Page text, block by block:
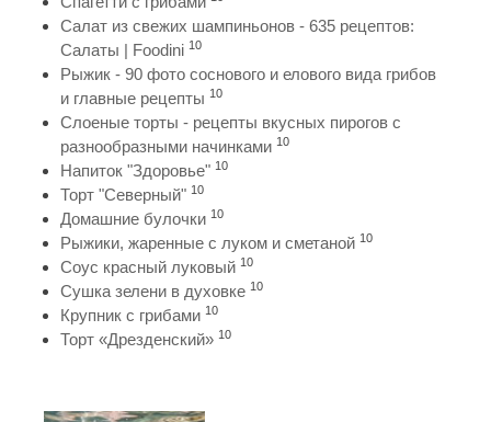
Салат из свежих шампиньонов - 635 рецептов:
Салаты | Foodini 10
Рыжик - 90 фото соснового и елового вида грибов
и главные рецепты 10
Слоеные торты - рецепты вкусных пирогов с
разнообразными начинками 10
Напиток "Здоровье" 10
Торт "Северный" 10
Домашние булочки 10
Рыжики, жаренные с луком и сметаной 10
Соус красный луковый 10
Сушка зелени в духовке 10
Крупник с грибами 10
Торт «Дрезденский» 10